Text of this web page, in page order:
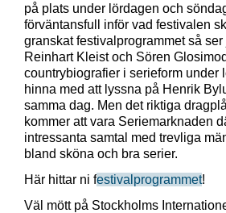
på plats under lördagen och
förväntansfull inför vad festivalen
granskat festivalprogrammet så
Reinhart Kleist och Sören
countrybiografier i serieform under
hinna med att lyssna på Henrik
samma dag. Men det riktiga
kommer att vara Seriemarknaden
intressanta samtal med trevliga
bland sköna och bra serier.
Här hittar ni festivalprogrammet!
Väl mött på Stockholms